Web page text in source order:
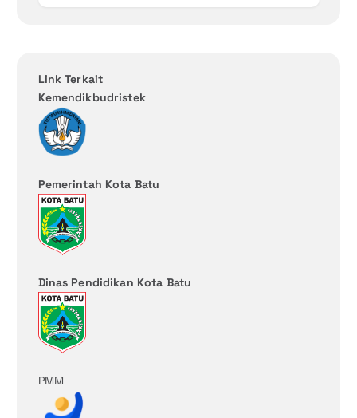
Link Terkait
Kemendikbudristek
Pemerintah Kota Batu
Dinas Pendidikan Kota Batu
PMM